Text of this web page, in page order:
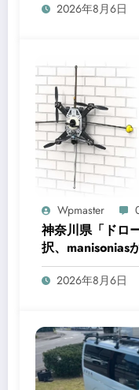
2026年8月6日
Wpmaster
神奈川県「ドロ
択、manisonias
点検の省人化へ
2026年8月6日